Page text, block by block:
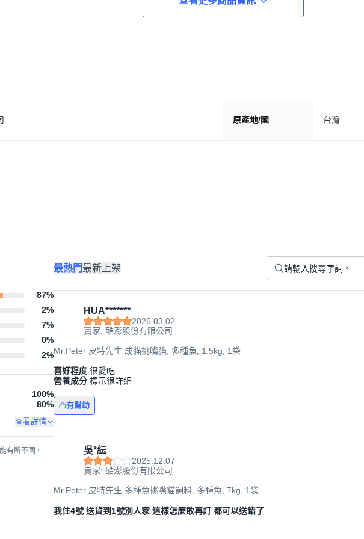
原產地/國 台灣
87%
2%
7%
0%
2%
100%
80%
查看詳情
有所不同。
最熱門最新上架
HUA*******
2026.03.02
賣家: 酷澎股份有限公司
Mr.Peter 皮特先生 成貓挑嘴貓, 多種魚, 1.5kg, 1袋
喜好程度 很愛吃
營養成分 標示很詳細
有幫助
吳*紜
2025.12.07
賣家: 酷澎股份有限公司
Mr.Peter 皮特先生 多種魚挑嘴貓飼料, 多種魚, 7kg, 1袋
我住4號 送貨到1號別人家 這樣怎麼敢再訂 都可以送錯了